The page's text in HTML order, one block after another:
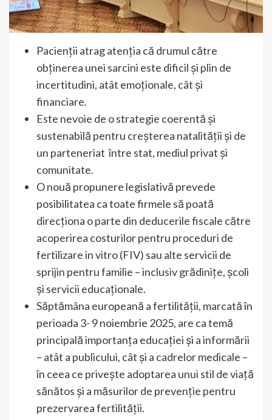
Pacienții atrag atenția că drumul către
obținerea unei sarcini este dificil și plin de
incertitudini, atât emoționale, cât și
financiare.
Este nevoie de o strategie coerentă și
sustenabilă pentru creșterea natalității și de
un parteneriat între stat, mediul privat și
comunitate.
O nouă propunere legislativă prevede
posibilitatea ca toate firmele să poată
direcționa o parte din deducerile fiscale către
acoperirea costurilor pentru proceduri de
fertilizare in vitro (FIV) sau alte servicii de
sprijin pentru familie – inclusiv grădinițe, școli
și servicii educaționale.
Săptămâna europeană a fertilității, marcată în
perioada 3- 9 noiembrie 2025, are ca temă
principală importanța educației și a informării
– atât a publicului, cât și a cadrelor medicale –
în ceea ce privește adoptarea unui stil de viață
sănătos și a măsurilor de prevenție pentru
prezervarea fertilității.